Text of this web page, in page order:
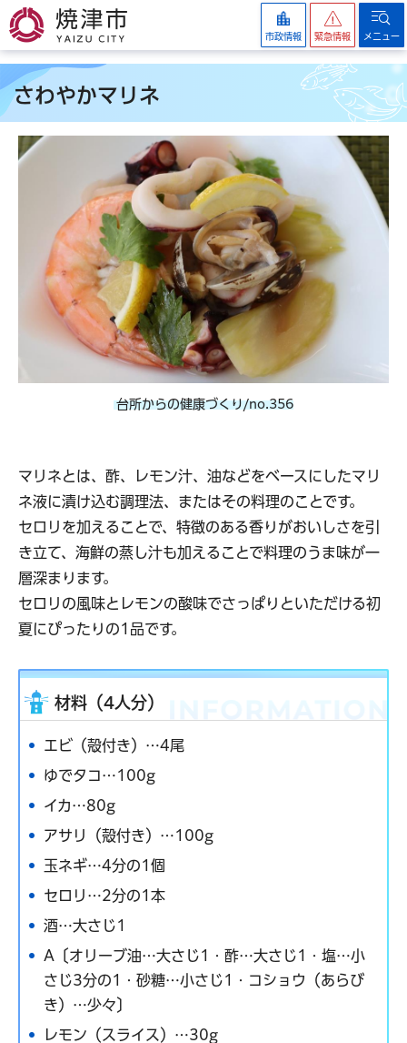
焼津市
市政情報 緊急情報 メニュー
さわやかマリネ
台所からの健康づくり/no.356
マリネとは、酢、レモン汁、油などをベースにしたマリ
ネ液に漬け込む調理法、またはその料理のことです。
セロリを加えることで、特徴のある香りがおいしさを引
き立て、海鮮の蒸し汁も加えることで料理のうま味が一
層深まります。
セロリの風味とレモンの酸味でさっぱりといただける初
夏にぴったりの1品です。
材料（4人分）
エビ（殻付き）…4尾
ゆでタコ…100g
イカ…80g
アサリ（殻付き）…100g
玉ネギ…4分の1個
セロリ…2分の1本
酒…大さじ1
A〔オリーブ油…大さじ1・酢…大さじ1・塩…小
さじ3分の1・砂糖…小さじ1・コショウ（あらび
き）…少々〕
レモン（スライス）…30g